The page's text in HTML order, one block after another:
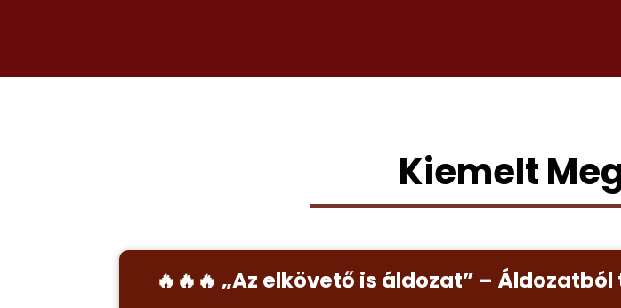
Kiemelt
🔥 🔥 🔥 „Az elkövető is áldozat” –